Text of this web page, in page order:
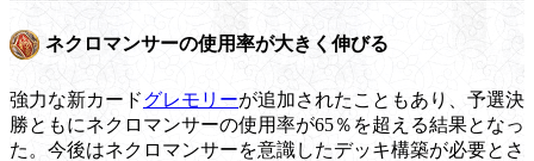
ネクロマンサーの使用率が大きく伸びる
強力な新カードグレモリーが追加されたこともあり、予選決
勝ともにネクロマンサーの使用率が65％を超える結果となっ
た。今後はネクロマンサーを意識したデッキ構築が必要とさ